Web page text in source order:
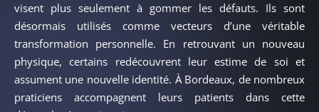
visent plus seulement à gommer les défauts. Ils sont
désormais utilisés comme vecteurs d’une véritable
transformation personnelle. En retrouvant un nouveau
physique, certains redécouvrent leur estime de soi et
assument une nouvelle identité. À Bordeaux, de nombreux
praticiens accompagnent leurs patients dans cette